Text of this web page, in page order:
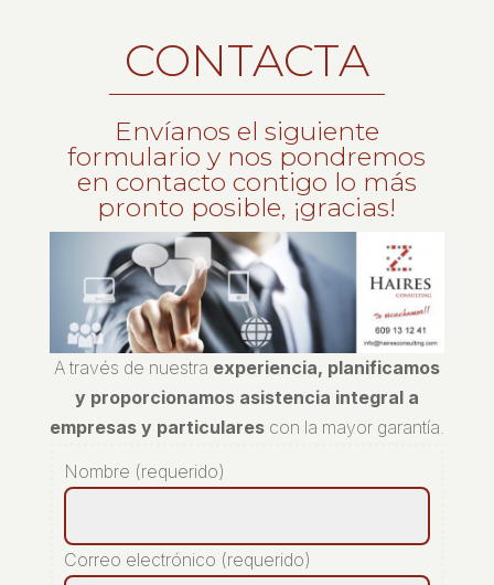
CONTACTA
Envíanos el siguiente
formulario y nos pondremos
en contacto contigo lo más
pronto posible, ¡gracias!
A través de nuestra experiencia, planificamos
y proporcionamos asistencia integral a
empresas y particularescon la mayor garantía.
Nombre (requerido)
Correo electrónico (requerido)